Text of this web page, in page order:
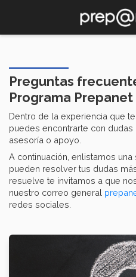
Preguntas
Programa Prepanet
Dentro de la experiencia que
puedes encontrarte con
asesoría o apoyo.
A continuación, enlistamos
pueden resolver tus dudas
resuelve te invitamos a que
nuestro correo general
redes sociales.